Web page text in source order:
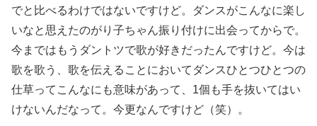
でと比べるわけではないですけど。ダンスがこんなに楽し
いなと思えたのがり子ちゃん振り付けに出会ってからで。
今まではもうダントツで歌が好きだったんですけど。今は
歌を歌う、歌を伝えることにおいてダンスひとつひとつの
仕草ってこんなにも意味があって、1個も手を抜いてはい
けないんだなって。今更なんですけど（笑）。